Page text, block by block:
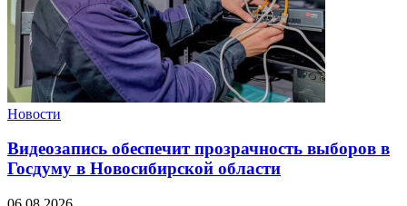
Новости
Видеозапись обеспечит прозрачность выборов в
Госдуму в Новосибирской области